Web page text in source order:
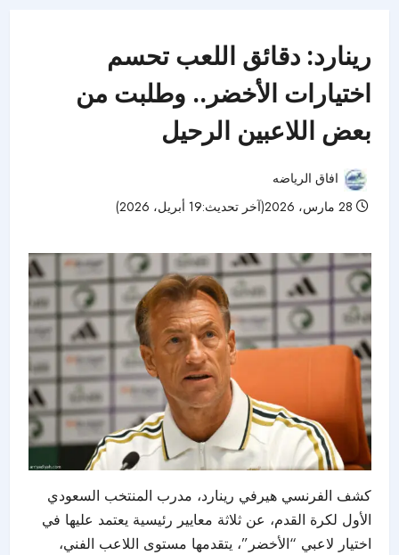
رينارد: دقائق اللعب تحسم
اختيارات الأخضر.. وطلبت من
بعض اللاعبين الرحيل
افاق الرياضه
كشف الفرنسي هيرفي رينارد، مدرب المنتخب السعودي
الأول لكرة القدم، عن ثلاثة معايير رئيسية يعتمد عليها في
اختيار لاعبي “الأخضر”، يتقدمها مستوى اللاعب الفني،